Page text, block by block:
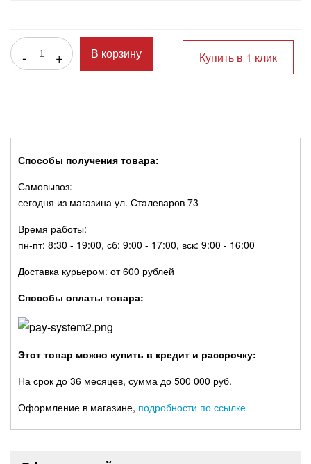
- + В корзину Купить в 1 клик
Способы получения товара:
Самовывоз:
сегодня из магазина ул. Сталеваров 73
Время работы:
пн-пт: 8:30 - 19:00, сб: 9:00 - 17:00, вск: 9:00 - 16:00
Доставка курьером: от 600 рублей
Способы оплаты товара:
Этот товар можно купить в кредит и рассрочку:
На срок до 36 месяцев, сумма до 500 000 руб.
Оформление в магазине, подробности по ссылке